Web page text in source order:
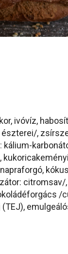
ivóvíz,
,
kálium-
citromsav/
/